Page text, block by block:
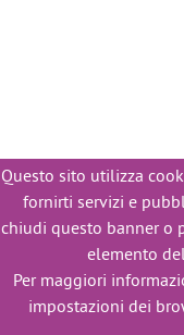
Questo sito utilizza
fornirti servizi e
chiudi questo banner o
elemento
Per maggiori
impostazioni dei